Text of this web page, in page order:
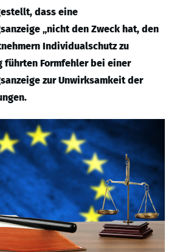
dass eine
„nicht den Zweck hat, den
Individualschutz zu
führten Formfehler bei einer
zur Unwirksamkeit der